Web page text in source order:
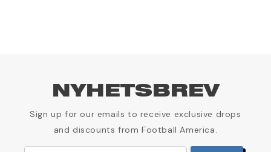
NYHETSBREV
Sign up for our emails to receive exclusive drops
and discounts from Football America.